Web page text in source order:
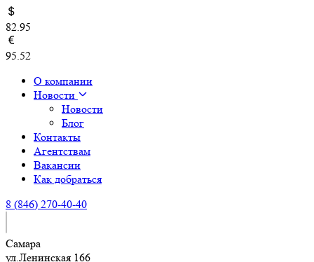
82.95
95.52
О компании
Новости
Новости
Блог
Контакты
Агентствам
Вакансии
Как добраться
8 (846) 270-40-40
Самара
ул.Ленинская 166